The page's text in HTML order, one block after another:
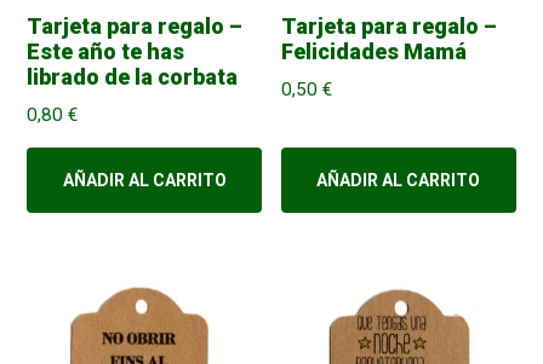
Tarjeta para regalo –
Este año te has
librado de la corbata
0,80€
AÑADIR AL CARRITO
Tarjeta para regalo –
Felicidades Mamá
0,50€
AÑADIR AL CARRITO